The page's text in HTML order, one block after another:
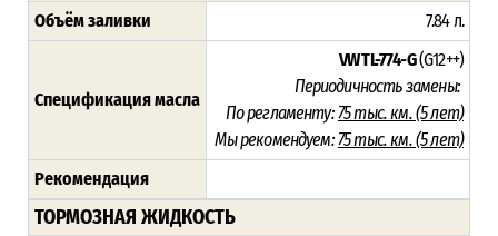
Объём заливки 7.84 л.
Спецификация масла
VW TL-774-G(G12++)
Периодичность замены:
По регламенту:75 тыс. км. (5 лет)
Мы рекомендуем:75 тыс. км. (5 лет)
Рекомендация
ТОРМОЗНАЯ ЖИДКОСТЬ